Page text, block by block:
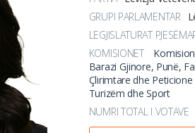
GRUPI PARLAMENTAR
LEGJISLATURAT
KOMISIONET
Barazi Gjinore, Punë,
Çlirimtare dhe Peticione
Turizëm dhe Sport
NUMRI TOTAL I VOTAVE